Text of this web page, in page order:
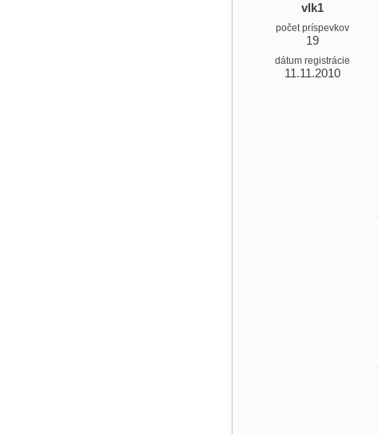
vlk1
počet príspevkov
19
dátum registrácie
11.11.2010